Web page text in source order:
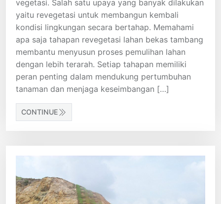
vegetasi. Salah satu upaya yang banyak dilakukan
yaitu revegetasi untuk membangun kembali
kondisi lingkungan secara bertahap. Memahami
apa saja tahapan revegetasi lahan bekas tambang
membantu menyusun proses pemulihan lahan
dengan lebih terarah. Setiap tahapan memiliki
peran penting dalam mendukung pertumbuhan
tanaman dan menjaga keseimbangan […]
CONTINUE